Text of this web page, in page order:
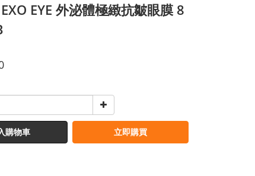
EYE 外泌體極緻抗皺眼膜 8
購物車 立即購買